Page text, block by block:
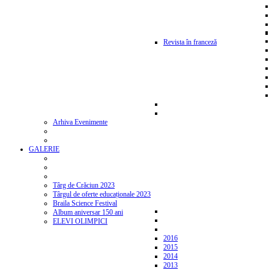
Revista în franceză
Arhiva Evenimente
GALERIE
Târg de Crăciun 2023
Târgul de oferte educaționale 2023
Braila Science Festival
Album aniversar 150 ani
ELEVI OLIMPICI
2016
2015
2014
2013